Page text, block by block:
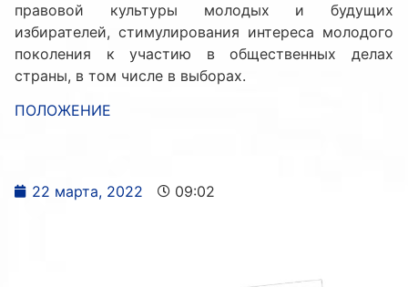
правовой культуры молодых и будущих
избирателей, стимулирования интереса молодого
поколения к участию в общественных делах
страны, в том числе в выборах.
ПОЛОЖЕНИЕ
22 марта, 2022 09:02